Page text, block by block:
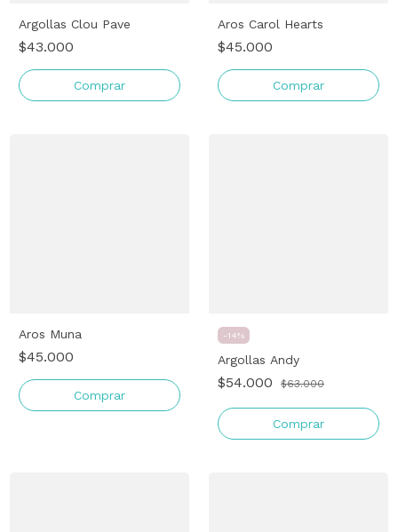
Argollas Clou Pave
$43.000
Comprar
Aros Carol Hearts
$45.000
Comprar
Aros Muna
$45.000
Comprar
-14%
Argollas Andy
$54.000 $63.000